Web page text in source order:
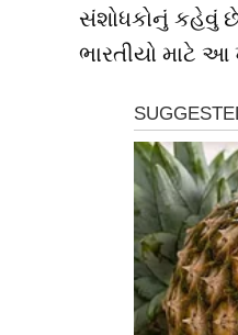
સંશોધકોનું કહેવું છે
ભારતીયો માટે